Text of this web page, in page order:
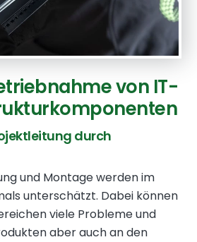
von IT-
durch
und Montage werden im
unterschätzt. Dabei können
viele Probleme und
aber auch an den